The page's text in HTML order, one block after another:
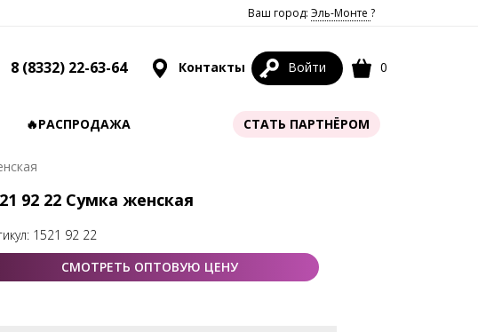
Ваш город: Эль-Монте ?
8 (8332) 22-63-64 Контакты Войти 0
🔥РАСПРОДАЖА СТАТЬ ПАРТНЁРОМ
92 22 Сумка женская
1521 92 22
СМОТРЕТЬ ОПТОВУЮ ЦЕНУ